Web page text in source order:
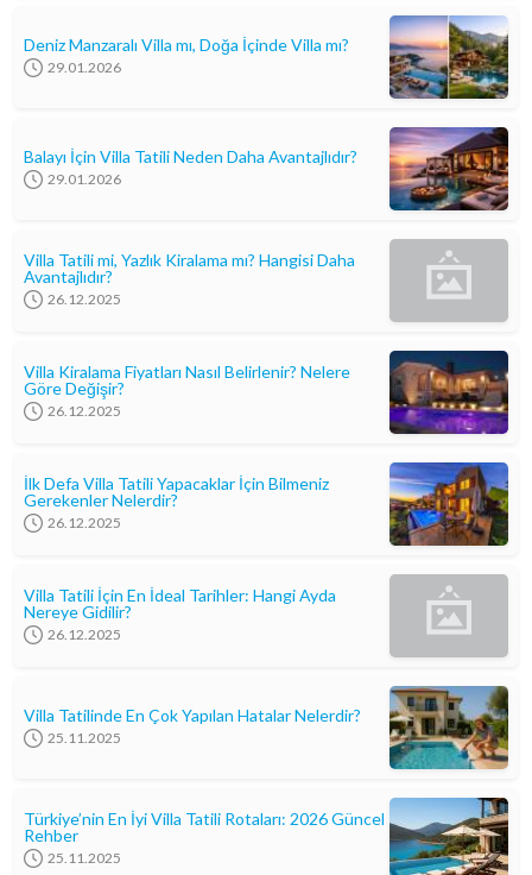
Deniz Manzaralı Villa mı, Doğa İçinde Villa mı?
29.01.2026
Balayı İçin Villa Tatili Neden Daha Avantajlıdır?
29.01.2026
Villa Tatili mi, Yazlık Kiralama mı? Hangisi Daha
Avantajlıdır?
26.12.2025
Villa Kiralama Fiyatları Nasıl Belirlenir? Nelere
Göre Değişir?
26.12.2025
İlk Defa Villa Tatili Yapacaklar İçin Bilmeniz
Gerekenler Nelerdir?
26.12.2025
Villa Tatili İçin En İdeal Tarihler: Hangi Ayda
Nereye Gidilir?
26.12.2025
Villa Tatilinde En Çok Yapılan Hatalar Nelerdir?
25.11.2025
Türkiye’nin En İyi Villa Tatili Rotaları: 2026 Güncel
Rehber
25.11.2025